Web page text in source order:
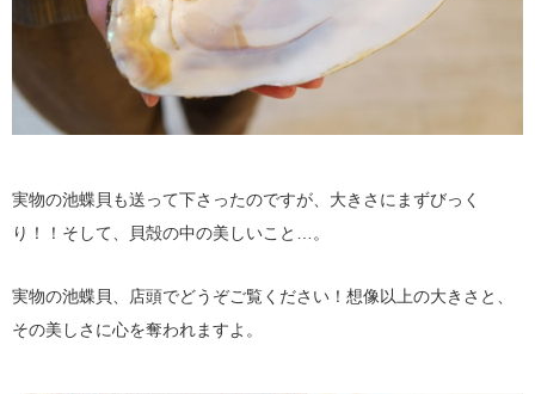
実物の池蝶貝も送って下さったのですが、大きさにまずびっく
り！！そして、貝殻の中の美しいこと…。
実物の池蝶貝、店頭でどうぞご覧ください！想像以上の大きさと、
その美しさに心を奪われますよ。